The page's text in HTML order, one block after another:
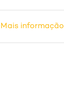
Mais informação